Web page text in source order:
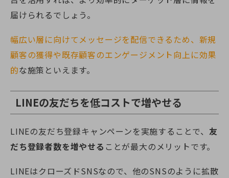
届けられるでしょう。
幅広い層に向けてメッセージを配信できるため、新規
顧客の獲得や既存顧客のエンゲージメント向上に効果
的な施策といえます。
LINEの友だちを低コストで増やせる
LINEの友だち登録キャンペーンを実施することで、 友
だち登録者数を増やせる ことが最大のメリットです。
LINEはクローズドSNSなので、他のSNSのように拡散